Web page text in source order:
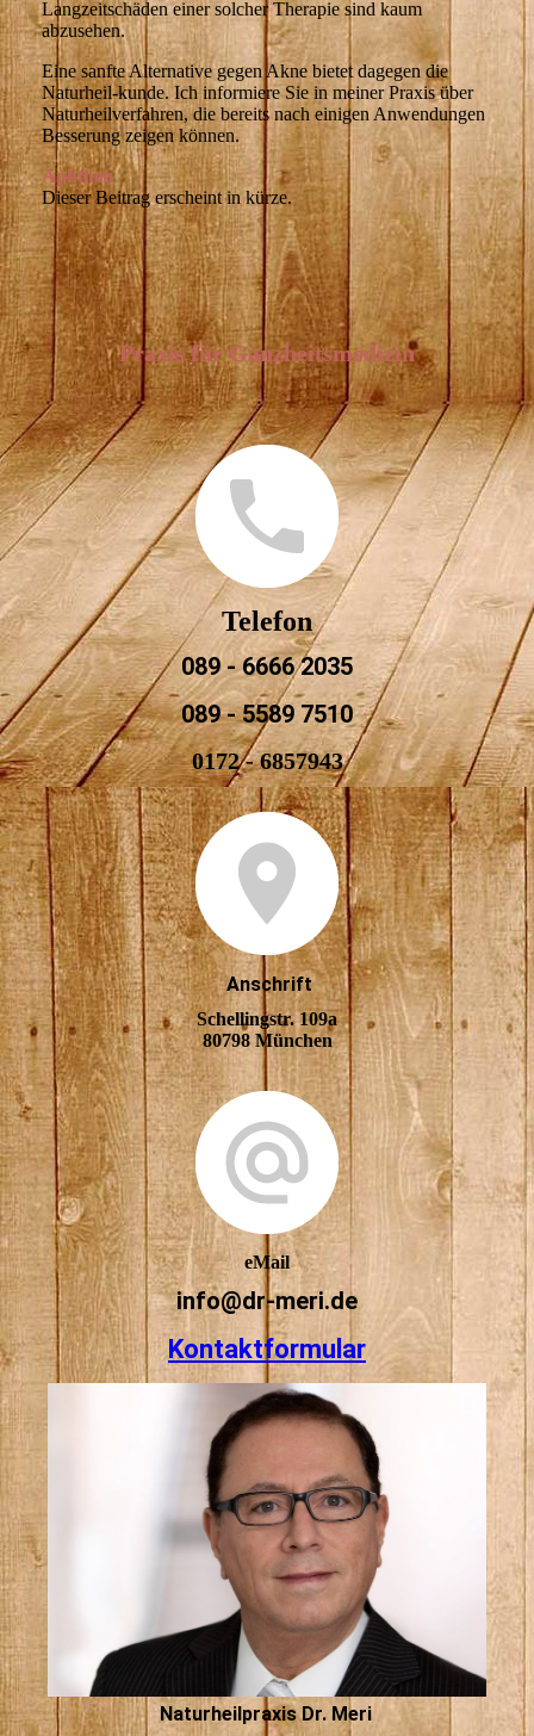
Langzeitschäden einer solcher Therapie sind kaum
abzusehen.
Eine sanfte Alternative gegen Akne bietet dagegen die
Naturheil-kunde. Ich informiere Sie in meiner Praxis über
Naturheilverfahren, die bereits nach einigen Anwendungen
Besserung zeigen können.
Aphthen
Dieser Beitrag erscheint in kürze.
Praxis für Ganzheitsmedizin
Telefon
089 - 6666 2035
089 - 5589 7510
0172 - 6857943
Anschrift
Schellingstr. 109a
80798 München
eMail
info@dr-meri.de
Kontaktformular
Naturheilpraxis Dr. Meri